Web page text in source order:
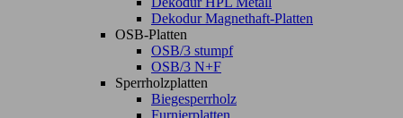
Dekodur Magnethaft-Platten
OSB-Platten
OSB/3 stumpf
OSB/3 N+F
Sperrholzplatten
Biegesperrholz